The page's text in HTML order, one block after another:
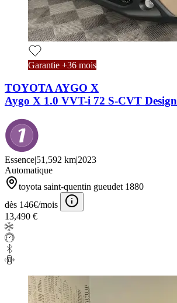
Garantie +36 mois
TOYOTA AYGO X
Aygo X 1.0 VVT-i 72 S-CVT Design
Essence|51,592 km|2023
Automatique
toyota saint-quentin gueudet 1880
dès 146€/mois
13,490 €